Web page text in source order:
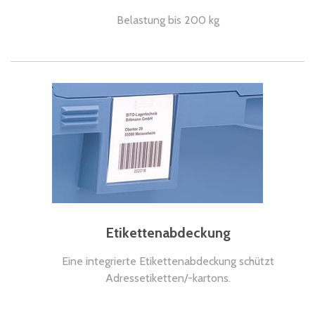
Belastung bis 200 kg
Etikettenabdeckung
Eine integrierte Etikettenabdeckung schützt
Adressetiketten/-kartons.